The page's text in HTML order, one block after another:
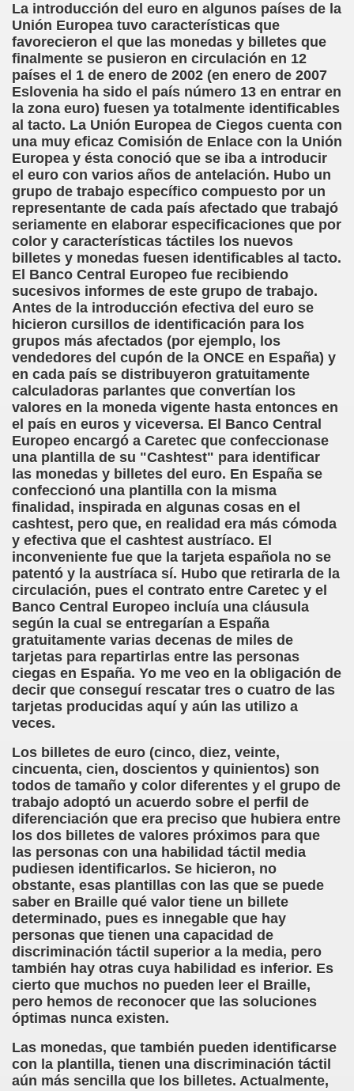
La introducción del euro en algunos países de la
Unión Europea tuvo características que
favorecieron el que las monedas y billetes que
finalmente se pusieron en circulación en 12
países el 1 de enero de 2002 (en enero de 2007
Eslovenia ha sido el país número 13 en entrar en
la zona euro) fuesen ya totalmente identificables
al tacto. La Unión Europea de Ciegos cuenta con
una muy eficaz Comisión de Enlace con la Unión
Europea y ésta conoció que se iba a introducir
el euro con varios años de antelación. Hubo un
grupo de trabajo específico compuesto por un
representante de cada país afectado que trabajó
seriamente en elaborar especificaciones que por
color y características táctiles los nuevos
billetes y monedas fuesen identificables al tacto.
El Banco Central Europeo fue recibiendo
sucesivos informes de este grupo de trabajo.
Antes de la introducción efectiva del euro se
hicieron cursillos de identificación para los
grupos más afectados (por ejemplo, los
vendedores del cupón de la ONCE en España) y
en cada país se distribuyeron gratuitamente
calculadoras parlantes que convertían los
valores en la moneda vigente hasta entonces en
el país en euros y viceversa. El Banco Central
Europeo encargó a Caretec que confeccionase
una plantilla de su "Cashtest" para identificar
las monedas y billetes del euro. En España se
confeccionó una plantilla con la misma
finalidad, inspirada en algunas cosas en el
cashtest, pero que, en realidad era más cómoda
y efectiva que el cashtest austríaco. El
inconveniente fue que la tarjeta española no se
patentó y la austríaca sí. Hubo que retirarla de la
circulación, pues el contrato entre Caretec y el
Banco Central Europeo incluía una cláusula
según la cual se entregarían a España
gratuitamente varias decenas de miles de
tarjetas para repartirlas entre las personas
ciegas en España. Yo me veo en la obligación de
decir que conseguí rescatar tres o cuatro de las
tarjetas producidas aquí y aún las utilizo a
veces.
Los billetes de euro (cinco, diez, veinte,
cincuenta, cien, doscientos y quinientos) son
todos de tamaño y color diferentes y el grupo de
trabajo adoptó un acuerdo sobre el perfil de
diferenciación que era preciso que hubiera entre
los dos billetes de valores próximos para que
las personas con una habilidad táctil media
pudiesen identificarlos. Se hicieron, no
obstante, esas plantillas con las que se puede
saber en Braille qué valor tiene un billete
determinado, pues es innegable que hay
personas que tienen una capacidad de
discriminación táctil superior a la media, pero
también hay otras cuya habilidad es inferior. Es
cierto que muchos no pueden leer el Braille,
pero hemos de reconocer que las soluciones
óptimas nunca existen.
Las monedas, que también pueden identificarse
con la plantilla, tienen una discriminación táctil
aún más sencilla que los billetes. Actualmente,
Ángel Vázquez)
Vera)
(Manuel González Otero)
Braille (María Jesús Cañamares)
2000 (Fermín Tamayo)
Hablada Colegio Santiago Apóstol ONCE Pontevedra)
Agosto 2001 (Fermín Tamayo)
(Pedro A. Zurita)
2005 (Fermín Tamayo)
2005 (Fermín Tamayo)
2011 (Fermín Tamayo)
la Participación de las Personas Deficientes Visuales
Oliva)
la Luz (Brígida Rivas Ordóñez)
Mas Sancho)
Jesús Sánchez Oliva)
Jesús Cañamares)
Martín Figueroa)
(César Puente Fuente)
a Louis Braille (Alberto Gil)
Rosell Vera)
de los Niños Invidentes hasta la Puesta en Marcha de
de Pasado, de Presente y de Futuro (Equipos del
(Pedro Zurita)
(Pedro Zurita)
(Pedro Zurita)
Euskera (Pedro Zurita)
de San Ovidio (Roberto Enjuto)
Soto Galán)
(M. R. Olson)
Fellenius)